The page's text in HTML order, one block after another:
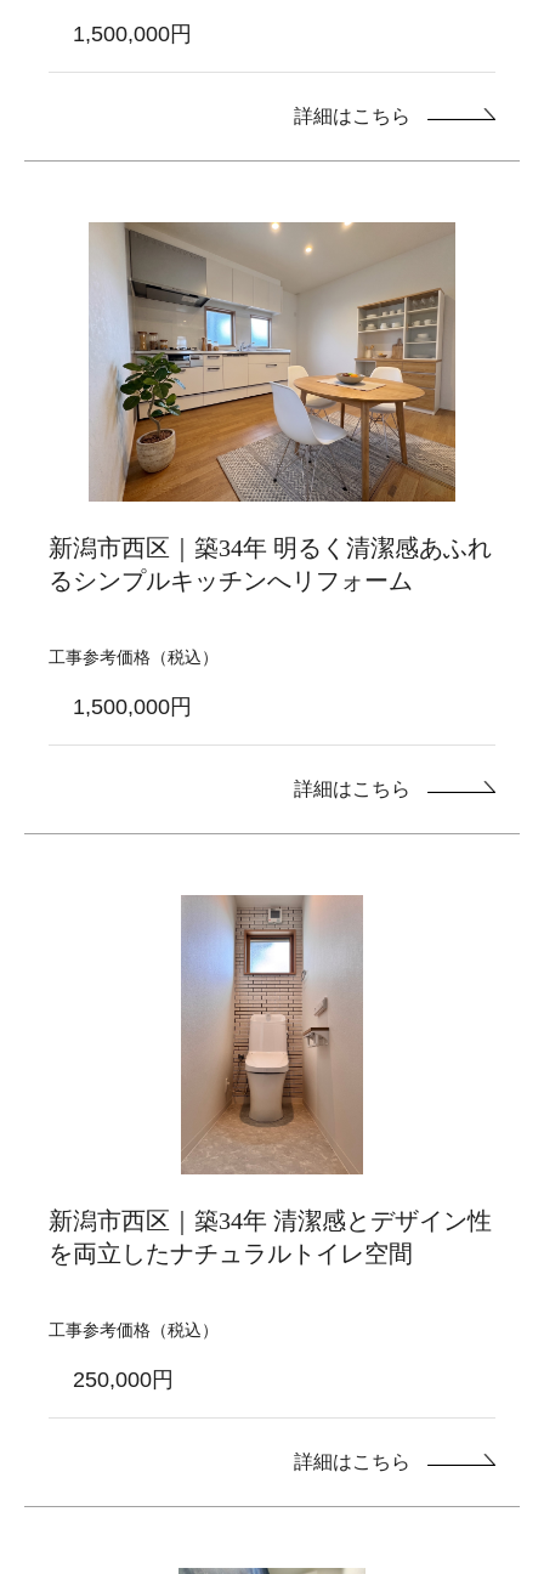
1,500,000円
詳細はこちら
新潟市西区｜築34年 明るく清潔感あふれ
るシンプルキッチンへリフォーム
工事参考価格（税込）
1,500,000円
詳細はこちら
新潟市西区｜築34年 清潔感とデザイン性
を両立したナチュラルトイレ空間
工事参考価格（税込）
250,000円
詳細はこちら